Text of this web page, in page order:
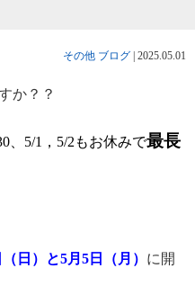
その他 ブログ 2025.05.01
か？？
、5/1，5/2もお休みで最長
日）と5月5日（月） に開